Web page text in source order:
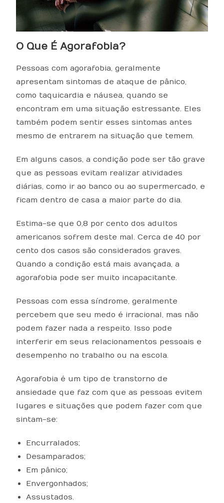
O Que É Agorafobia?
Pessoas com agorafobia, geralmente
apresentam sintomas de ataque de pânico,
como taquicardia e náusea, quando se
encontram em uma situação estressante. Eles
também podem sentir esses sintomas antes
mesmo de entrarem na situação que temem.
Em alguns casos, a condição pode ser tão grave
que as pessoas evitam realizar atividades
diárias, como ir ao banco ou ao supermercado, e
ficam dentro de casa a maior parte do dia.
Estima-se que 0,8 por cento dos adultos
americanos sofrem deste mal. Cerca de 40 por
cento dos casos são considerados graves.
Quando a condição está mais avançada, a
agorafobia pode ser muito incapacitante.
Pessoas com essa síndrome, geralmente
percebem que seu medo é irracional, mas não
podem fazer nada a respeito. Isso pode
interferir em seus relacionamentos pessoais e
desempenho no trabalho ou na escola.
Agorafobia é um tipo de transtorno de
ansiedade que faz com que as pessoas evitem
lugares e situações que podem fazer com que
sintam-se:
Encurralados;
Desamparados;
Em pânico;
Envergonhados;
Assustados.